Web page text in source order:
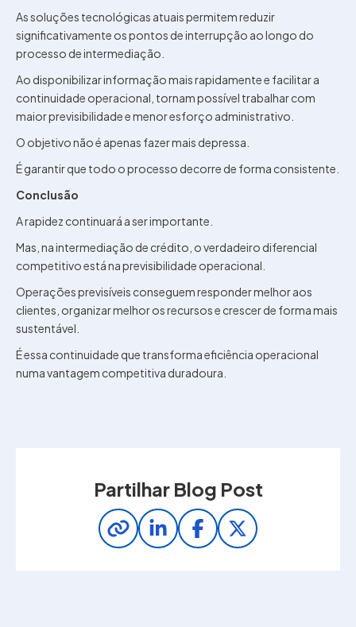
As soluções tecnológicas atuais permitem reduzir
significativamente os pontos de interrupção ao longo do
processo de intermediação.
Ao disponibilizar informação mais rapidamente e facilitar a
continuidade operacional, tornam possível trabalhar com
maior previsibilidade e menor esforço administrativo.
O objetivo não é apenas fazer mais depressa.
É garantir que todo o processo decorre de forma consistente.
Conclusão
A rapidez continuará a ser importante.
Mas, na intermediação de crédito, o verdadeiro diferencial
competitivo está na previsibilidade operacional.
Operações previsíveis conseguem responder melhor aos
clientes, organizar melhor os recursos e crescer de forma mais
sustentável.
É essa continuidade que transforma eficiência operacional
numa vantagem competitiva duradoura.
Partilhar Blog Post